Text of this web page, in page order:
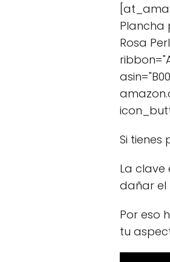
Plancha
Rosa
Si tienes
La
dañar el
Por eso
tu